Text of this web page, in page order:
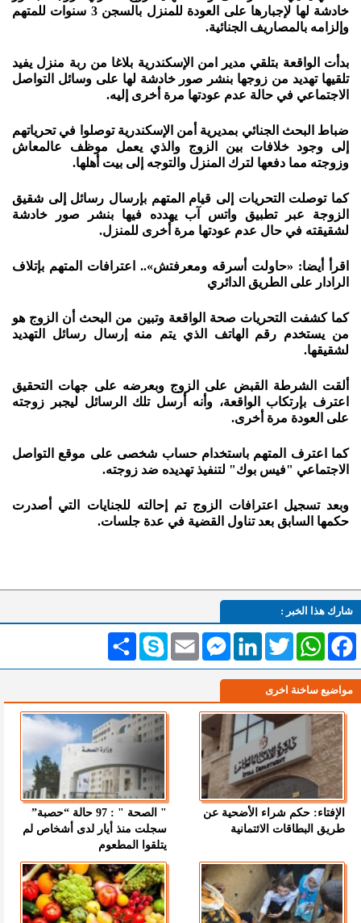
خادشة لها لإجبارها على العودة للمنزل بالسجن 3 سنوات للمتهم
وإلزامه بالمصاريف الجنائية.
بدأت الواقعة بتلقي مدير امن الإسكندرية بلاغا من ربة منزل يفيد
تلقيها تهديد من زوجها بنشر صور خادشة لها على وسائل التواصل
الاجتماعي في حالة عدم عودتها مرة أخرى إليه.
ضباط البحث الجنائي بمديرية أمن الإسكندرية توصلوا في تحرياتهم
إلى وجود خلافات بين الزوج والذي يعمل موظف عالمعاش
وزوجته مما دفعها لترك المنزل والتوجه إلى بيت أهلها.
كما توصلت التحريات إلى قيام المتهم بإرسال رسائل إلى شقيق
الزوجة عبر تطبيق واتس آب يهدده فيها بنشر صور خادشة
لشقيقته في حال عدم عودتها مرة أخرى للمنزل.
اقرأ أيضا: «حاولت أسرقه ومعرفتش».. اعترافات المتهم بإتلاف
الرادار على الطريق الدائري
كما كشفت التحريات صحة الواقعة وتبين من البحث أن الزوج هو
من يستخدم رقم الهاتف الذي يتم منه إرسال رسائل التهديد
لشقيقها.
ألقت الشرطة القبض على الزوج وبعرضه على جهات التحقيق
اعترف بإرتكاب الواقعة، وأنه أرسل تلك الرسائل ليجبر زوجته
على العودة مرة أخرى.
كما اعترف المتهم باستخدام حساب شخصى على موقع التواصل
الاجتماعي "فيس بوك" لتنفيذ تهديده ضد زوجته.
وبعد تسجيل اعترافات الزوج تم إحالته للجنايات التي أصدرت
حكمها السابق بعد تناول القضية في عدة جلسات.
شارك هذا الخبر :
انشر Skype Email
MessengerLinkedInTwitterWhatsAppFacebook
مواضيع ساخنة اخرى
الإفتاء: حكم شراء الأضحية عن
طريق البطاقات الائتمانية
" الصحة " : 97 حالة “حصبة”
سجلت منذ أيار لدى أشخاص لم
يتلقوا المطعوم